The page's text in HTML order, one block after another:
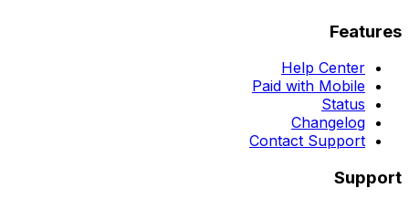
Features
Help Center
Paid with Mobile
Status
Changelog
Contact Support
Support